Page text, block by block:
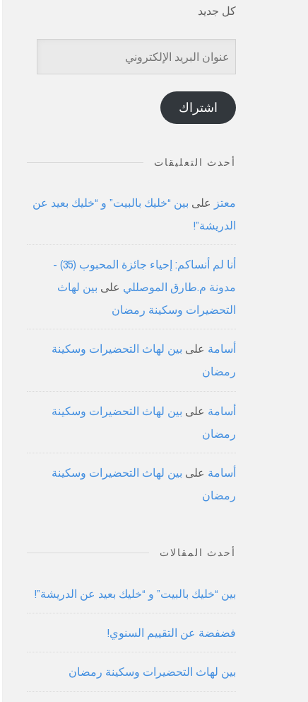
كل جديد
عنوان
البريد
الإلكتروني
اشتراك
أحدث التعليقات
معتز على بين “خليك بالبيت” و “خليك بعيد عن
الدريشة”!
أنا لم أنساكم: إحياء جائزة المحبوب (35) -
مدونة م.طارق الموصللي على بين لهاث
التحضيرات وسكينة رمضان
أسامة على بين لهاث التحضيرات وسكينة
رمضان
أسامة على بين لهاث التحضيرات وسكينة
رمضان
أسامة على بين لهاث التحضيرات وسكينة
رمضان
أحدث المقالات
بين “خليك بالبيت” و “خليك بعيد عن الدريشة”!
فضفضة عن التقييم السنوي!
بين لهاث التحضيرات وسكينة رمضان